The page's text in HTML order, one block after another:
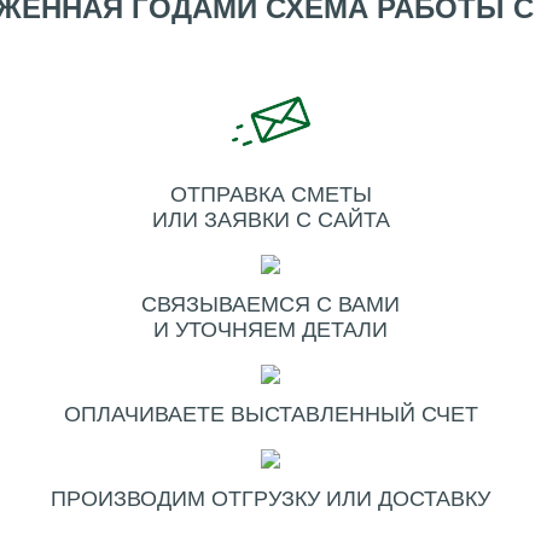
ГОДАМИ СХЕМА РАБОТЫ
ОТПРАВКА СМЕТЫ
ИЛИ ЗАЯВКИ С САЙТА
СВЯЗЫВАЕМСЯ С ВАМИ
И УТОЧНЯЕМ ДЕТАЛИ
ОПЛАЧИВАЕТЕ ВЫСТАВЛЕННЫЙ СЧЕТ
ПРОИЗВОДИМ ОТГРУЗКУ ИЛИ ДОСТАВКУ